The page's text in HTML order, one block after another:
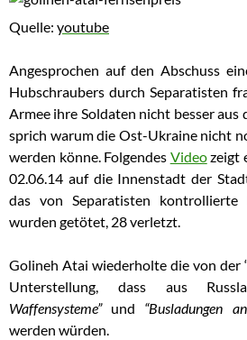
Quelle: youtube
Angesprochen auf den Abschuss
Hubschraubers durch Separatisten
Armee ihre Soldaten nicht besser aus
sprich warum die Ost-Ukraine nicht
werden könne. Folgendes Videozeigt
02.06.14 auf die Innenstadt der
das von Separatisten
wurden getötet, 28 verletzt.
Golineh Atai wiederholte die von der
Unterstellung, dass aus
Waffensysteme”und “Busladungen
werden würden.